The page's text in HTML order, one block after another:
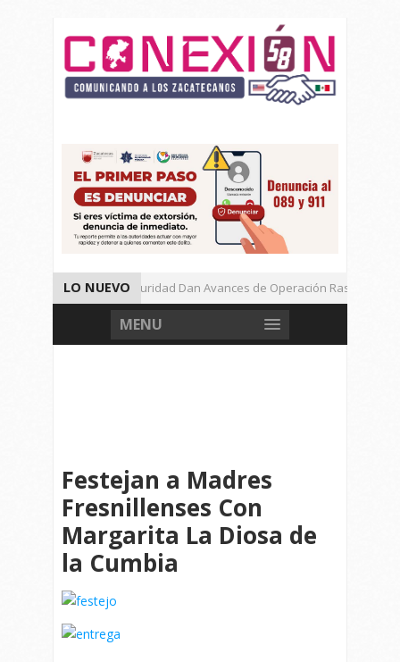
LO NUEVO
Autoridades de Seguridad Dan Avances de Operación Rastrillo.
Gran Festival de Música Electrónica en Festival Cultural de Guadalupe.
MENU
Festejan a Madres
Fresnillenses Con
Margarita La Diosa de
la Cumbia